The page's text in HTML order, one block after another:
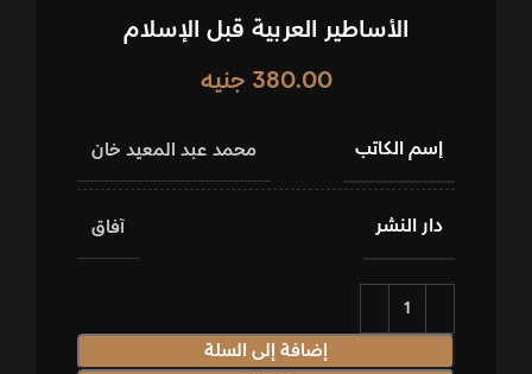
الأساطير العربية قبل الإسلام
380.00 جنيه
إسم الكاتب محمد عبد المعيد خان
دار النشر آفاق
إضافة إلى السلة